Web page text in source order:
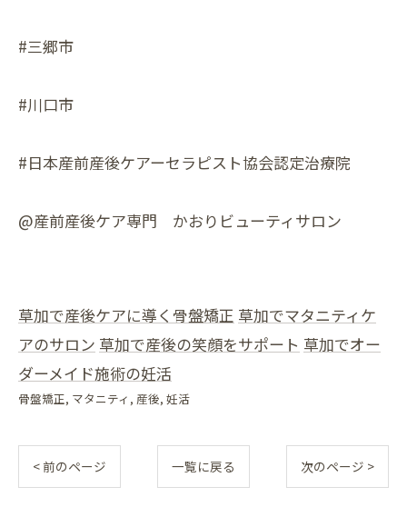
#三郷市
#川口市
#日本産前産後ケアーセラピスト協会認定治療院
@産前産後ケア専門 かおりビューティサロン
草加で産後ケアに導く骨盤矯正 草加でマタニティケ
アのサロン 草加で産後の笑顔をサポート 草加でオー
ダーメイド施術の妊活
骨盤矯正 マタニティ 産後 妊活
< 前のページ 一覧に戻る 次のページ >